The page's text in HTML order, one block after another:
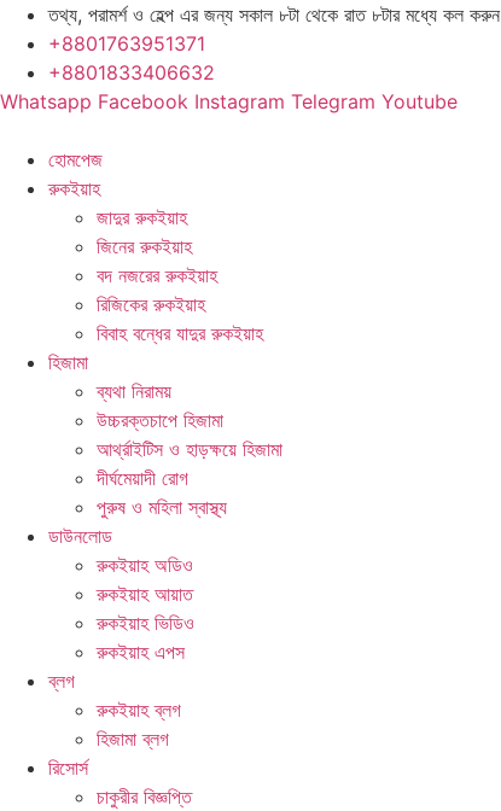
Skip
content
তথ্য, পরামর্শ ও হেল্প এর জন্য সকাল ৮টা থেকে রাত ৮টার মধ্যে কল করুন
+8801763951371
+8801833406632
Whatsapp Facebook Instagram Telegram Youtube
হোমপেজ
রুকইয়াহ
জাদুর রুকইয়াহ
জিনের রুকইয়াহ
বদ নজরের রুকইয়াহ
রিজিকের রুকইয়াহ
বিবাহ বন্ধের যাদুর রুকইয়াহ
হিজামা
ব্যথা নিরাময়
উচ্চরক্তচাপে হিজামা
আর্থ্রাইটিস ও হাড়ক্ষয়ে হিজামা
দীর্ঘমেয়াদী রোগ
পুরুষ ও মহিলা স্বাস্থ্য
ডাউনলোড
রুকইয়াহ অডিও
রুকইয়াহ আয়াত
রুকইয়াহ ভিডিও
রুকইয়াহ এপস
ব্লগ
রুকইয়াহ ব্লগ
হিজামা ব্লগ
রিসোর্স
চাকুরীর বিজ্ঞপ্তি